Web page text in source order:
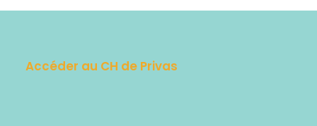
Accéder au CH de Privas